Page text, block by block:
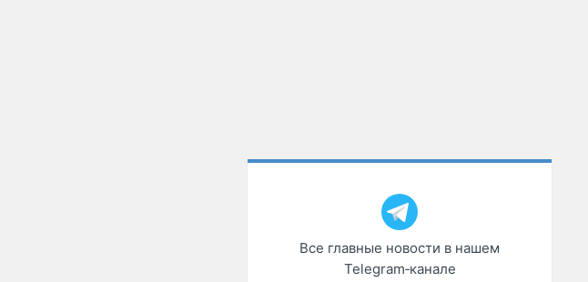
Все главные новости в нашем
Telegram‑канале